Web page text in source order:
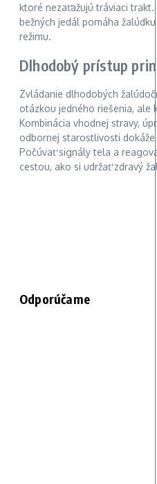
ktoré nezaťažujú tráviaci
bežných jedál pomáha
režimu.
Dlhodobý prístup
Zvládanie dlhodobých
otázkou jedného riešenia, ale
Kombinácia vhodnej stravy,
odbornej starostlivosti
Počúvať signály tela a
cestou, ako si udržať zdravý
Odporúčame